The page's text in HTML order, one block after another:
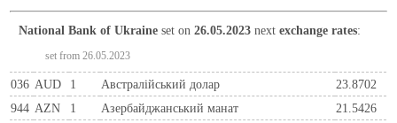
National Bank of Ukraine set on26.05.2023 nextexchange rates:
set from 26.05.2023
036 AUD 1 Австралійський долар
23.8702
944 AZN 1 Азербайджанський манат
21.5426